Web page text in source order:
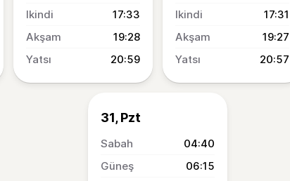
17:33
19:28
20:59
17:31
19:27
20:57
31, Pzt
04:40
06:15